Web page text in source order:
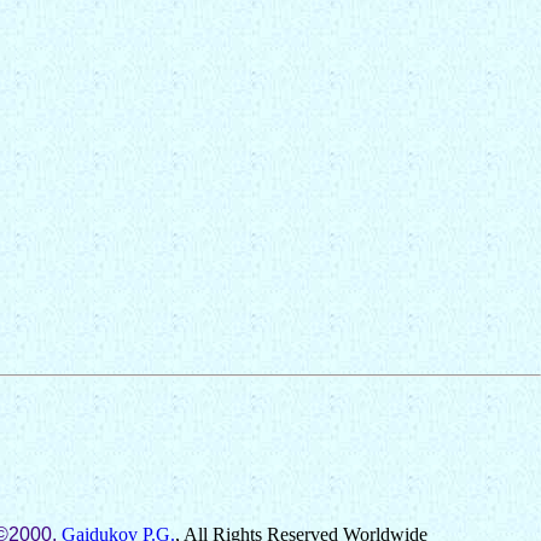
Gaidukov P.G., All Rights Reserved Worldwide